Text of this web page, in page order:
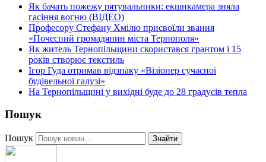
Як бачать пожежу рятувальники: екшнкамера зняла
гасіння вогню (ВІДЕО)
Професору Стефану Хмілю присвоїли звання
«Почесний громадянин міста Тернополя»
Як житель Тернопільщини скористався грантом і 15
років створює текстиль
Ігор Гуда отримав відзнаку «Візіонер сучасної
будівельної галузі»
На Тернопільщині у вихідні буде до 28 градусів тепла
Пошук
Пошук Знайти